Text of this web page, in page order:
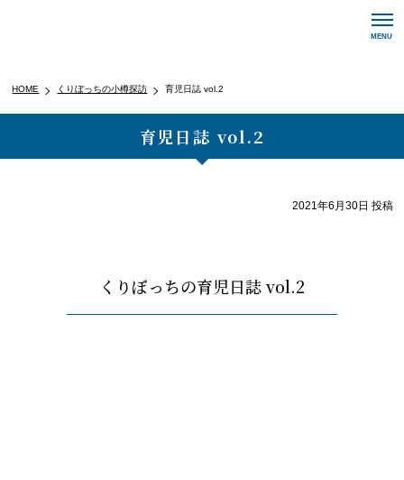
メ
ー
ン
MENU
HOME くりぼっちの小樽探訪 育児日誌 vol.2
育児日誌 vol.2
2021年6月30日 投稿
くりぼっちの育児日誌 vol.2